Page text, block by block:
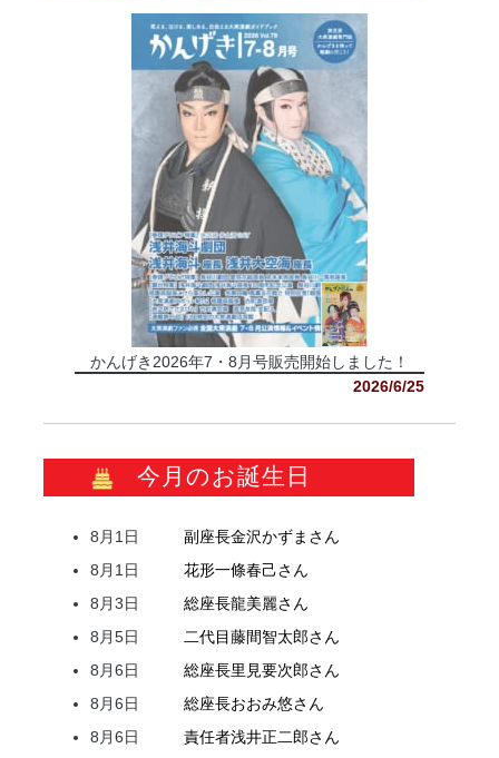
かんげき2026年7・8月号販売開始しました！
2026/6/25
今月のお誕生日
8月1日 副座長金沢かずま さん
8月1日
花形一條春己さん
8月3日
総座長龍美麗さん
8月5日
二代目藤間智太郎さん
8月6日
総座長里見要次郎さん
8月6日
総座長おおみ悠さん
8月6日
責任者浅井正二郎さん